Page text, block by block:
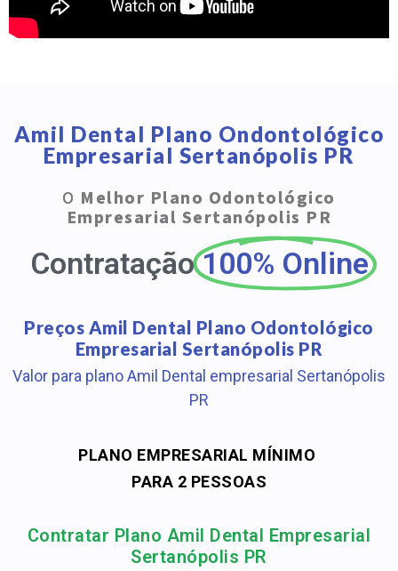
Amil Dental Plano Ondontológico
Empresarial Sertanópolis PR
O Melhor Plano Odontológico
Empresarial Sertanópolis PR
Contratação 100% Online
Preços Amil Dental Plano Odontológico
Empresarial Sertanópolis PR
Valor para plano Amil Dental empresarial Sertanópolis
PR
PLANO EMPRESARIAL MÍNIMO
PARA 2 PESSOAS
Contratar Plano Amil Dental Empresarial
Sertanópolis PR